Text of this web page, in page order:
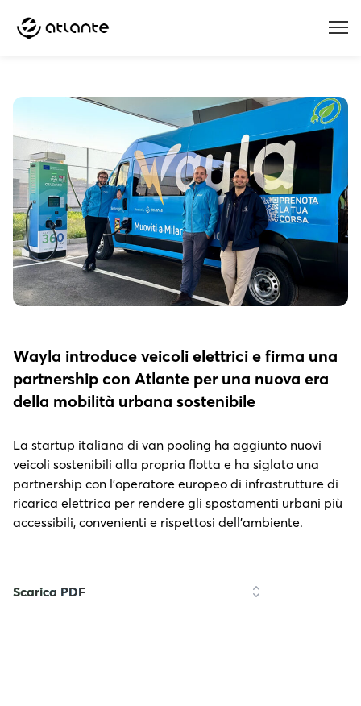
Menu
Wayla introduce veicoli elettrici e firma una
partnership con Atlante per una nuova era
della mobilità urbana sostenibile
La startup italiana di van pooling ha aggiunto nuovi
veicoli sostenibili alla propria flotta e ha siglato una
partnership con l’operatore europeo di infrastrutture di
ricarica elettrica per rendere gli spostamenti urbani più
accessibili, convenienti e rispettosi dell’ambiente.
Scarica PDF